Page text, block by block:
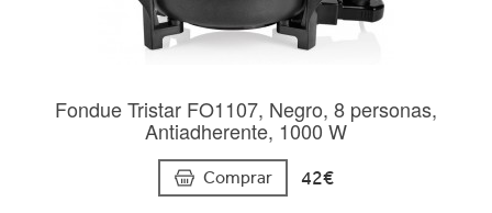
Fondue Tristar FO1107, Negro, 8 personas,
Antiadherente, 1000 W
Comprar 42€